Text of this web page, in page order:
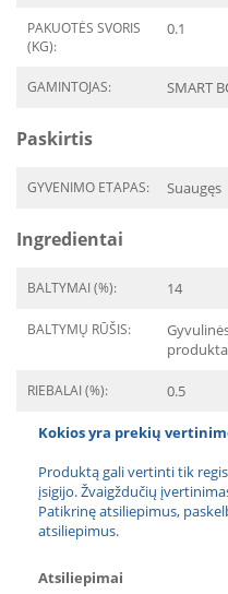
PAKUOTĖS SVORIS
(KG):
0.1
GAMINTOJAS: SMART
Paskirtis
GYVENIMO ETAPAS: Suaugęs
Ingredientai
BALTYMAI (%): 14
BALTYMŲ RŪŠIS:
RIEBALAI (%): 0.5
Kokios yra prekių
Produktą gali vertinti tik
įsigijo. Žvaigždučių
Patikrinę atsiliepimus,
atsiliepimus.
Atsiliepimai